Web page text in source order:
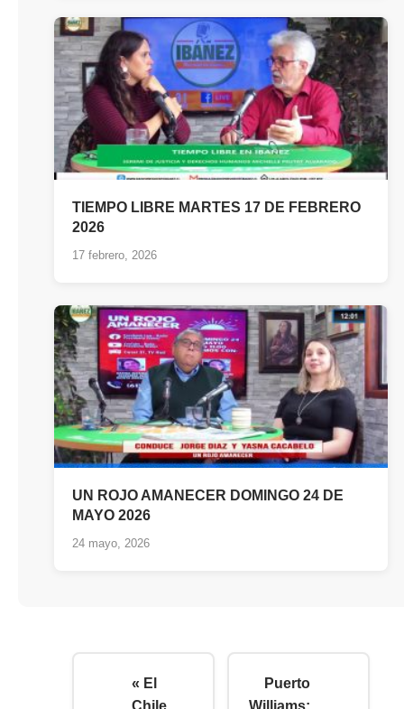
TIEMPO LIBRE MARTES 17 DE FEBRERO
2026
17 febrero, 2026
UN ROJO AMANECER DOMINGO 24 DE
MAYO 2026
24 mayo, 2026
« El
Chile
Puerto
Williams: